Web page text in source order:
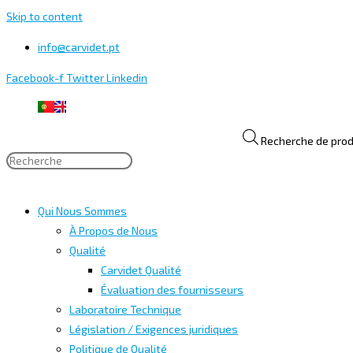
Skip to content
info@carvidet.pt
Facebook-fTwitterLinkedin
Recherche de
Qui Nous Sommes
À Propos de Nous
Qualité
Carvidet Qualité
Évaluation des fournisseurs
Laboratoire Technique
Législation / Exigences juridiques
Politique de Qualité